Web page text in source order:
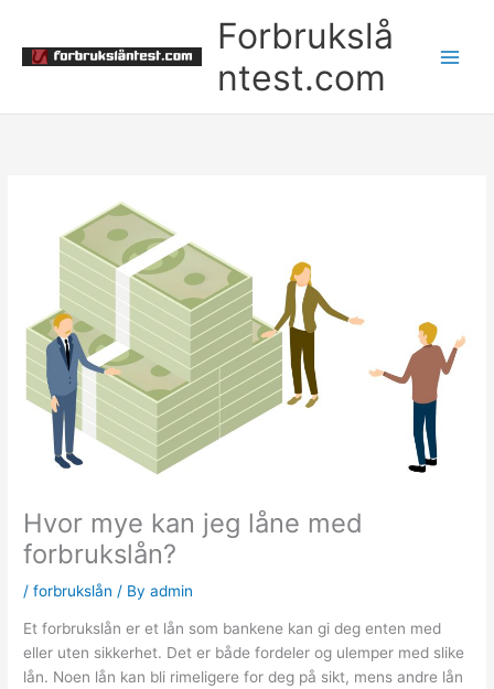
content
Forbrukslå
ntest.com
Hvor mye kan jeg låne med
forbrukslån?
/forbrukslån / Byadmin
Et forbrukslån er et lån som bankene kan gi deg enten med
eller uten sikkerhet. Det er både fordeler og ulemper med slike
lån. Noen lån kan bli rimeligere for deg på sikt, mens andre lån